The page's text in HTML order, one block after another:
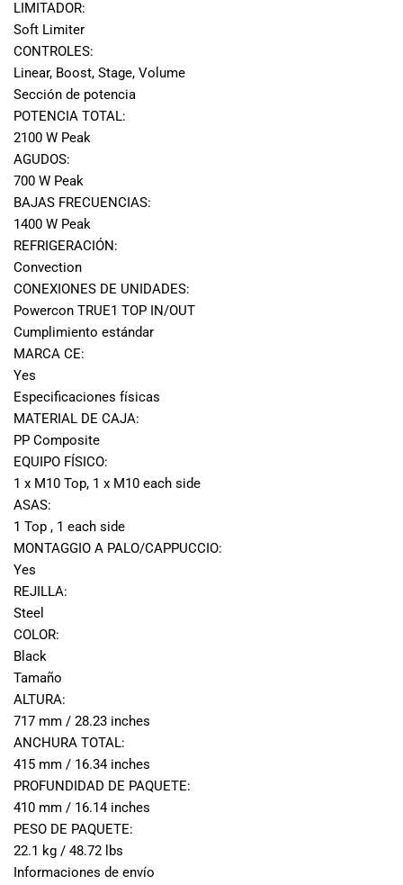
LIMITADOR:
Soft Limiter
CONTROLES:
Linear, Boost, Stage, Volume
Sección de potencia
POTENCIA TOTAL:
2100 W Peak
AGUDOS:
700 W Peak
BAJAS FRECUENCIAS:
1400 W Peak
REFRIGERACIÓN:
Convection
CONEXIONES DE UNIDADES:
Powercon TRUE1 TOP IN/OUT
Cumplimiento estándar
MARCA CE:
Yes
Especificaciones físicas
MATERIAL DE CAJA:
PP Composite
EQUIPO FÍSICO:
1 x M10 Top, 1 x M10 each side
ASAS:
1 Top , 1 each side
MONTAGGIO A PALO/CAPPUCCIO:
Yes
REJILLA:
Steel
COLOR:
Black
Tamaño
ALTURA:
717 mm / 28.23 inches
ANCHURA TOTAL:
415 mm / 16.34 inches
PROFUNDIDAD DE PAQUETE:
410 mm / 16.14 inches
PESO DE PAQUETE:
22.1 kg / 48.72 lbs
Informaciones de envío